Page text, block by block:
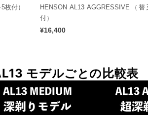
枚付）
HENSON AL13 AGGRESSIVE（
付）
¥16,400
モデルごとの比較表